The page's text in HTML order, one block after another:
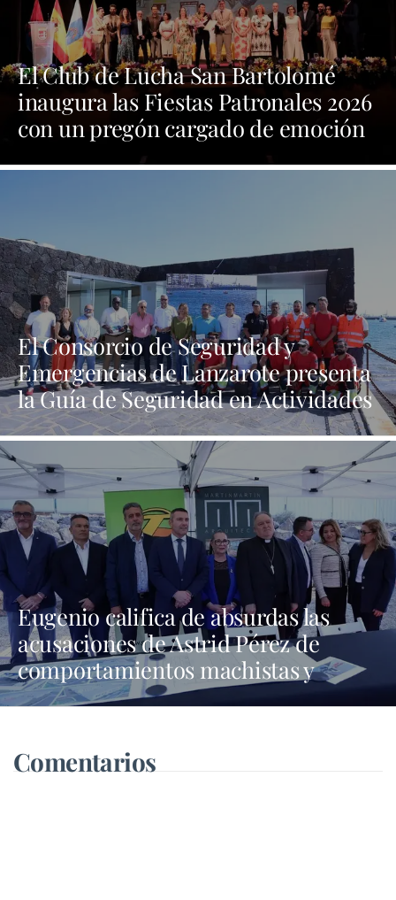
El Club de Lucha San Bartolomé
inaugura las Fiestas Patronales 2026
con un pregón cargado de emoción
El Consorcio de Seguridad y
Emergencias de Lanzarote presenta
la Guía de Seguridad en Actividades
Náuticas
Eugenio califica de absurdas las
acusaciones de Astrid Pérez de
comportamientos machistas y
asegura que busca una presencia en
Comentarios